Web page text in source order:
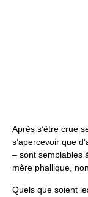
Après s’être crue
s’apercevoir que
– sont semblables
mère phallique,
Quels que soient